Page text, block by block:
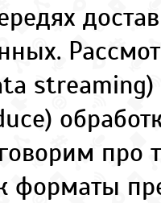
про
форматы